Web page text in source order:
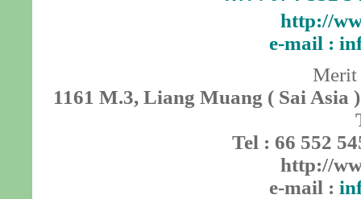
http://
e-mail :
Merit
1161 M.3, Liang Muang ( Sai Asia
Tel : 66 552
http://
e-mail :